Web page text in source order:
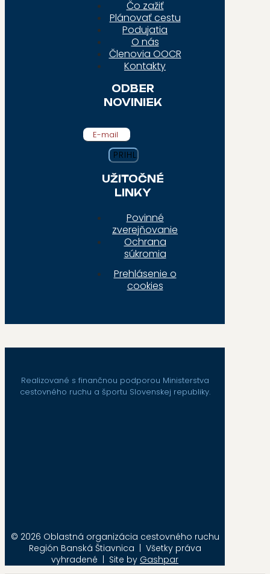
Čo zažiť
Plánovať cestu
Podujatia
O nás
Členovia OOCR
Kontakty
ODBER
NOVINIEK
E-mail
UŽITOČNÉ
LINKY
Povinné
zverejňovanie
Ochrana
súkromia
Prehlásenie o
cookies
Realizované s finančnou podporou Ministerstva
cestovného ruchu a športu Slovenskej republiky.
© 2026 Oblastná organizácia cestovného ruchu
Región Banská Štiavnica | Všetky práva
vyhradené | Site by Gashpar